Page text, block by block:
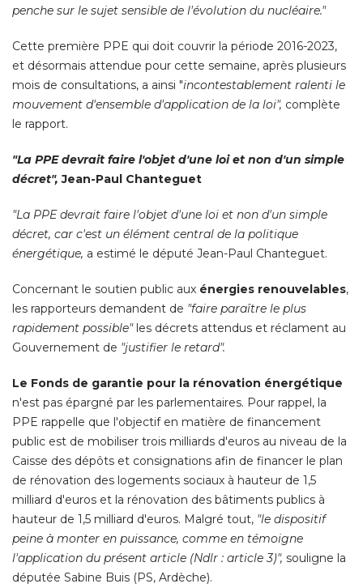
penche sur le sujet sensible de l'évolution du nucléaire."
Cette première PPE qui doit couvrir la période 2016-2023,
et désormais attendue pour cette semaine, après plusieurs
mois de consultations, a ainsi "incontestablement ralenti le
mouvement d'ensemble d'application de la loi", complète
le rapport.
"La PPE devrait faire l'objet d'une loi et non d'un simple
décret", Jean-Paul Chanteguet
"La PPE devrait faire l'objet d'une loi et non d'un simple
décret, car c'est un élément central de la politique
énergétique, a estimé le député Jean-Paul Chanteguet.
Concernant le soutien public aux énergies renouvelables,
les rapporteurs demandent de "faire paraître le plus
rapidement possible" les décrets attendus et réclament au
Gouvernement de "justifier le retard".
Le Fonds de garantie pour la rénovation énergétique
n'est pas épargné par les parlementaires. Pour rappel, la
PPE rappelle que l'objectif en matière de financement
public est de mobiliser trois milliards d'euros au niveau de la
Caisse des dépôts et consignations afin de financer le plan
de rénovation des logements sociaux à hauteur de 1,5
milliard d'euros et la rénovation des bâtiments publics à
hauteur de 1,5 milliard d'euros. Malgré tout, "le dispositif
peine à monter en puissance, comme en témoigne
l'application du présent article (Ndlr : article 3)", souligne la
députée Sabine Buis (PS, Ardèche).